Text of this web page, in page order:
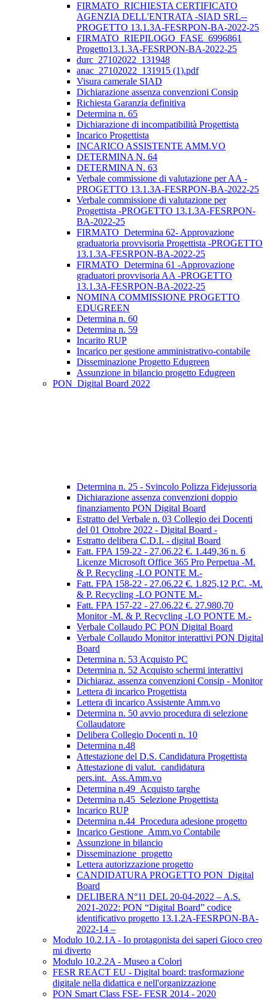
FIRMATO_RICHIESTA CERTIFICATO
AGENZIA DELL'ENTRATA -SIAD SRL--
PROGETTO 13.1.3A-FESRPON-BA-2022-25
FIRMATO_RIEPILOGO_FASE_6996861
Progetto13.1.3A-FESRPON-BA-2022-25
durc_27102022_131948
anac_27102022_131915 (1).pdf
Visura camerale SIAD
Dichiarazione assenza convenzioni Consip
Richiesta Garanzia definitiva
Determina n. 65
Dichiarazione di incompatibilità Progettista
Incarico Progettista
INCARICO ASSISTENTE AMM.VO
DETERMINA N. 64
DETERMINA N. 63
Verbale commissione di valutazione per AA -
PROGETTO 13.1.3A-FESRPON-BA-2022-25
Verbale commissione di valutazione per
Progettista -PROGETTO 13.1.3A-FESRPON-
BA-2022-25
FIRMATO_Determina 62- Approvazione
graduatoria provvisoria Progettista -PROGETTO
13.1.3A-FESRPON-BA-2022-25
FIRMATO_Determina 61 -Approvazione
graduatori provvisoria AA -PROGETTO
13.1.3A-FESRPON-BA-2022-25
NOMINA COMMISSIONE PROGETTO
EDUGREEN
Determina n. 60
Determina n. 59
Incarito RUP
Incarico per gestione amministrativo-contabile
Disseminazione Progetto Edugreen
Assunzione in bilancio progetto Edugreen
PON_Digital Board 2022
Determina n. 25 - Svincolo Polizza Fidejussoria
Dichiarazione assenza convenzioni doppio
finanziamento PON Digital Board
Estratto del Verbale n. 03 Collegio dei Docenti
del 01 Ottobre 2022 - Digital Board -
Estratto delibera C.D.I. - digital Board
Fatt. FPA 159-22 - 27.06.22 €. 1.449,36 n. 6
Licenze Microsoft Office 365 Pro Perpetua -M.
& P. Recycling -LO PONTE M.-
Fatt. FPA 158-22 - 27.06.22 €. 1.825,12 P.C. -M.
& P. Recycling -LO PONTE M.-
Fatt. FPA 157-22 - 27.06.22 €. 27.980,70
Monitor -M. & P. Recycling -LO PONTE M.-
Verbale Collaudo PC PON Digital Board
Verbale Collaudo Monitor interattivi PON Digital
Board
Determina n. 53 Acquisto PC
Determina n. 52 Acquisto schermi interattivi
Dichiaraz. assenza convenzioni Consip - Monitor
Lettera di incarico Progettista
Lettera di incarico Assistente Amm.vo
Determina n. 50 avvio procedura di selezione
Collaudatore
Delibera Collegio Docenti n. 10
Determina n.48
Attestazione del D.S. Candidatura Progettista
Attestazione di valut._candidatura
pers.int._Ass.Amm.vo
Determina n.49_Acquisto targhe
Determina n.45_Selezione Progettista
Incarico RUP
Determina n.44_Procedura adesione progetto
Incarico Gestione_Amm.vo Contabile
Assunzione in bilancio
Disseminazione_progetto
Lettera autorizzazione progetto
CANDIDATURA PROGETTO PON_Digital
Board
DELIBERA N°11 DEL 20-04-2022 – A.S.
2021-2022: PON “Digital Board” codice
identificativo progetto 13.1.2A-FESRPON-BA-
2022-14 –
Modulo 10.2.1A - Io protagonista dei saperi Gioco creo
mi diverto
Modulo 10.2.2A - Museo a Colori
FESR REACT EU - Digital board: trasformazione
digitale nella didattica e nell'organizzazione
PON Smart Class FSE- FESR 2014 - 2020